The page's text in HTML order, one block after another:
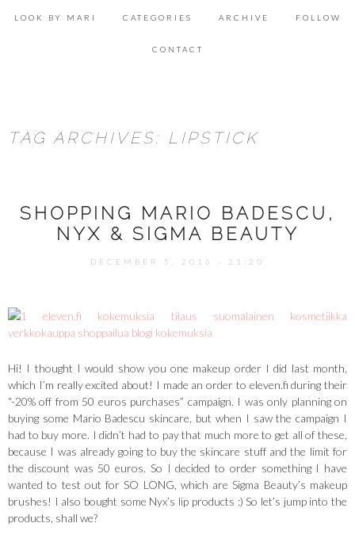
to
LOOK BY MARI CATEGORIES
ACCESSORIES
FOOD & HEALTH
LOOK & INSPIRATION
OUTFITS
UNCATEGORIZED
ARCHIVE FOLLOW
CONTACT
TAG ARCHIVES: LIPSTICK
SHOPPING MARIO BADESCU,
NYX & SIGMA BEAUTY
DECEMBER 5, 2016 - 21:20
Hi! I thought I would show you one makeup order I did last month,
which I’m really excited about! I made an order to eleven.fi during their
“-20% off from 50 euros purchases” campaign. I was only planning on
buying some Mario Badescu skincare, but when I saw the campaign I
had to buy more. I didn’t had to pay that much more to get all of these,
because I was already going to buy the skincare stuff and the limit for
the discount was 50 euros. So I decided to order something I have
wanted to test out for SO LONG, which are Sigma Beauty’s makeup
brushes! I also bought some Nyx’s lip products :) So let’s jump into the
products, shall we?